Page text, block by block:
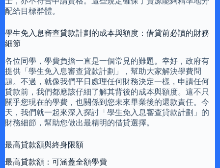
配給目標群體。
學生免入息審查貸款計劃的成本與額度：借貸前必讀的財務
細節
各位同學，學費負擔一直是一個常見的難題。幸好，政府有
提供「學生免入息審查貸款計劃」，幫助大家解決學費問
題。不過，就像我們平日處理任何財務決定一樣，申請任何
貸款前，我們都應該仔細了解其背後的成本與額度。這不只
關乎您現在的學費，也關係到您未來畢業後的還款責任。今
天，我們就一起來深入探討「學生免入息審查貸款計劃」的
財務細節，幫助您做出最精明的借貸選擇。
最高貸款額與終身限額
最高貸款額：可涵蓋全額學費